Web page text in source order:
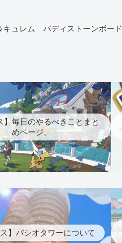
キュレム バディストーンボード
】毎日のやるべきことまと
めページ。
】パシオタワーについて